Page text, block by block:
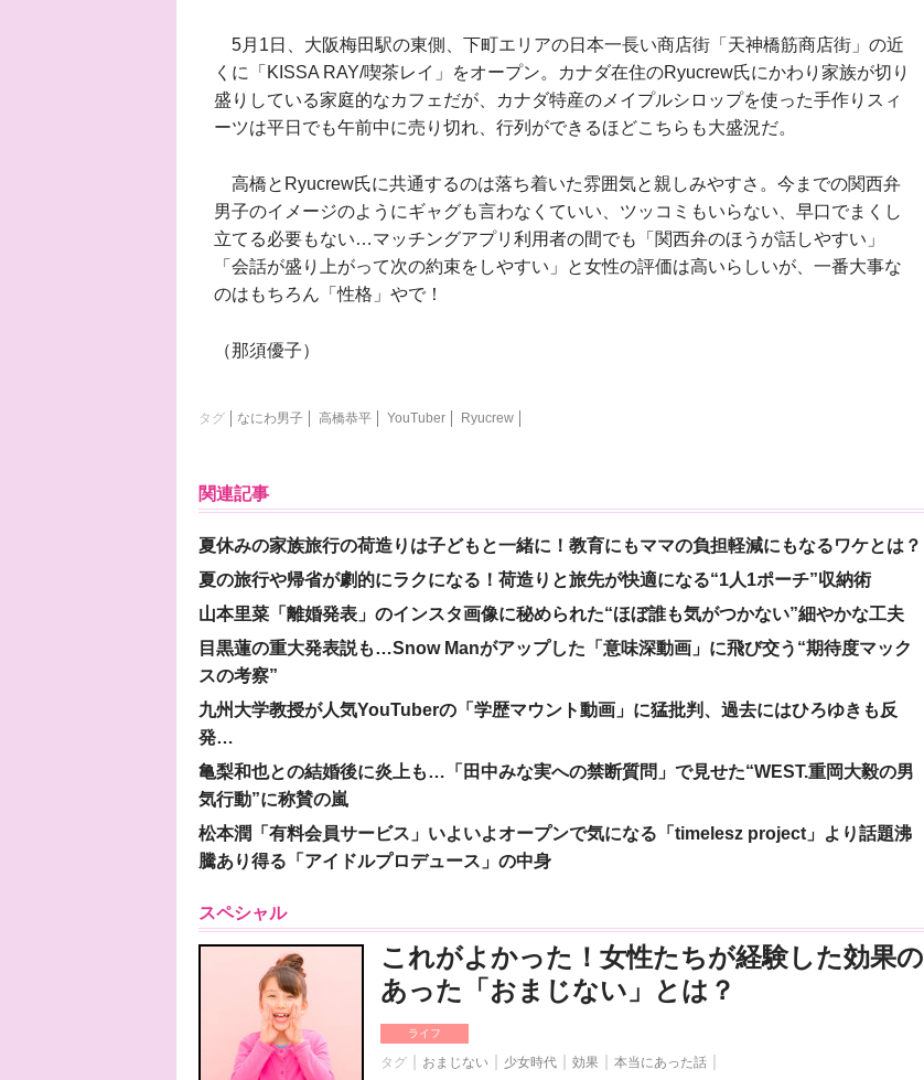
5月1日、大阪梅田駅の東側、下町エリアの日本一長い商店街「天神橋筋商店街」の近
くに「KISSA RAY/喫茶レイ」をオープン。カナダ在住のRyucrew氏にかわり家族が切り
盛りしている家庭的なカフェだが、カナダ特産のメイプルシロップを使った手作りスィ
ーツは平日でも午前中に売り切れ、行列ができるほどこちらも大盛況だ。
高橋とRyucrew氏に共通するのは落ち着いた雰囲気と親しみやすさ。今までの関西弁
男子のイメージのようにギャグも言わなくていい、ツッコミもいらない、早口でまくし
立てる必要もない…マッチングアプリ利用者の間でも「関西弁のほうが話しやすい」
「会話が盛り上がって次の約束をしやすい」と女性の評価は高いらしいが、一番大事な
のはもちろん「性格」やで！
（那須優子）
タグ なにわ男子 高橋恭平 YouTuber Ryucrew
関連記事
夏休みの家族旅行の荷造りは子どもと一緒に！教育にもママの負担軽減にもなるワケとは？
夏の旅行や帰省が劇的にラクになる！荷造りと旅先が快適になる“1人1ポーチ”収納術
山本里菜「離婚発表」のインスタ画像に秘められた“ほぼ誰も気がつかない”細やかな工夫
目黒蓮の重大発表説も…Snow Manがアップした「意味深動画」に飛び交う“期待度マック
スの考察”
九州大学教授が人気YouTuberの「学歴マウント動画」に猛批判、過去にはひろゆきも反
発…
亀梨和也との結婚後に炎上も…「田中みな実への禁断質問」で見せた“WEST.重岡大毅の男
気行動”に称賛の嵐
松本潤「有料会員サービス」いよいよオープンで気になる「timelesz project」より話題沸
騰あり得る「アイドルプロデュース」の中身
スペシャル
これがよかった！女性たちが経験した効果の
あった「おまじない」とは？
ライフ
タグ おまじない 少女時代 効果
本当にあった話